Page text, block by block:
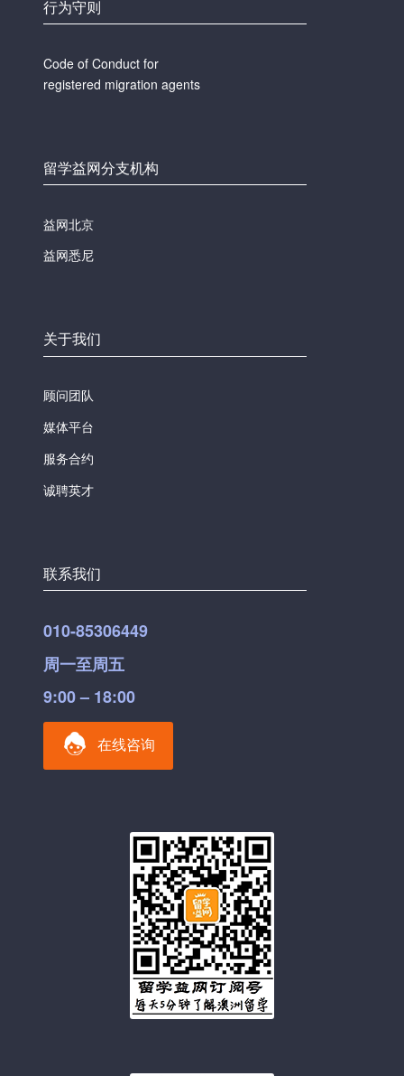
行为守则
Code of Conduct for
registered migration agents
留学益网分支机构
益网北京
益网悉尼
关于我们
顾问团队
媒体平台
服务合约
诚聘英才
联系我们
010-85306449
周一至周五
9:00 – 18:00
在线咨询